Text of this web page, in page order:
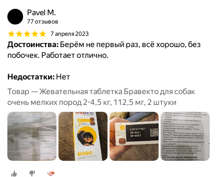
Pavel M.
77 отзывов
7 апреля 2023
Достоинства: Берём не первый раз, всё хорошо, без
побочек. Работает отлично.
Недостатки: Нет
Товар — Жевательная таблетка Бравекто для собак
очень мелких пород 2-4,5 кг, 112,5 мг, 2 штуки